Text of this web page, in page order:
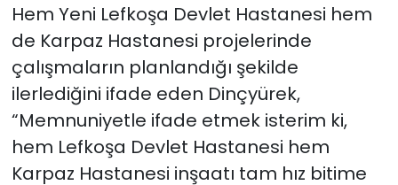
Hem Yeni Lefkoşa Devlet Hastanesi hem
de Karpaz Hastanesi projelerinde
çalışmaların planlandığı şekilde
ilerlediğini ifade eden Dinçyürek,
“Memnuniyetle ifade etmek isterim ki,
hem Lefkoşa Devlet Hastanesi hem
Karpaz Hastanesi inşaatı tam hız bitime